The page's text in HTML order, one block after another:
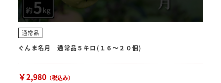
通常品
ぐんま名月 通常品５キロ(１６〜２０個)
￥2,980 （税込み）